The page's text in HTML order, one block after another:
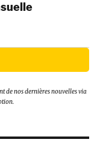
de nos dernières nouvelles via